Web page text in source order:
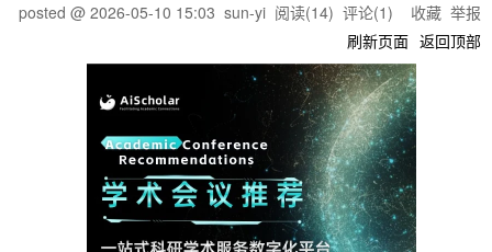
posted @ 2026-05-10 15:03 sun-yi 阅读(14) 评论(1) 收藏 举报
刷新页面 返回顶部